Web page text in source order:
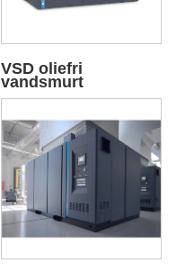
VSD oliefri
vandsmurt
luftkompressor